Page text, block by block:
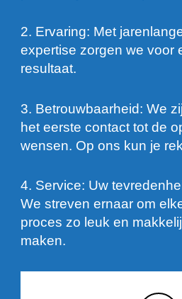
2. Ervaring: Met
expertise zorgen we voor
resultaat.
3. Betrouwbaarheid: We
het eerste contact tot de
wensen. Op ons kun je
4. Service: Uw
We streven ernaar om
proces zo leuk en
maken.